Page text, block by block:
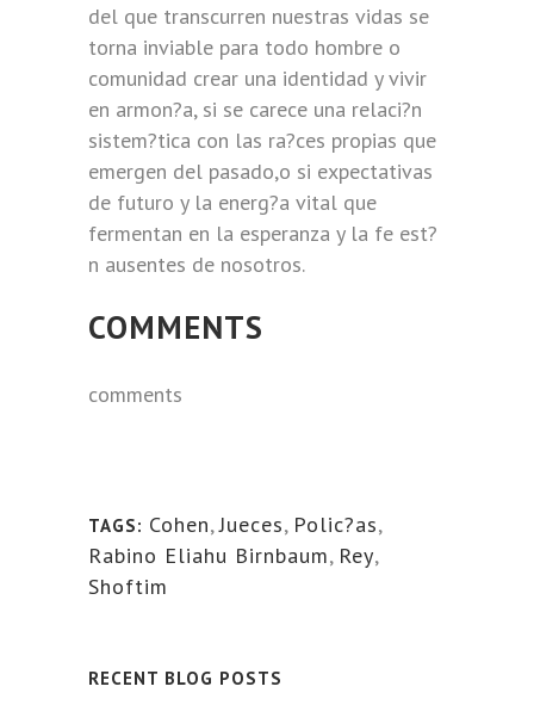
del que transcurren nuestras vidas se
torna inviable para todo hombre o
comunidad crear una identidad y vivir
en armon?a, si se carece una relaci?n
sistem?tica con las ra?ces propias que
emergen del pasado,o si expectativas
de futuro y la energ?a vital que
fermentan en la esperanza y la fe est?
n ausentes de nosotros.
COMMENTS
comments
TAGS: Cohen,Jueces, Polic?as,
Rabino Eliahu Birnbaum, Rey,
Shoftim
RECENT BLOG POSTS